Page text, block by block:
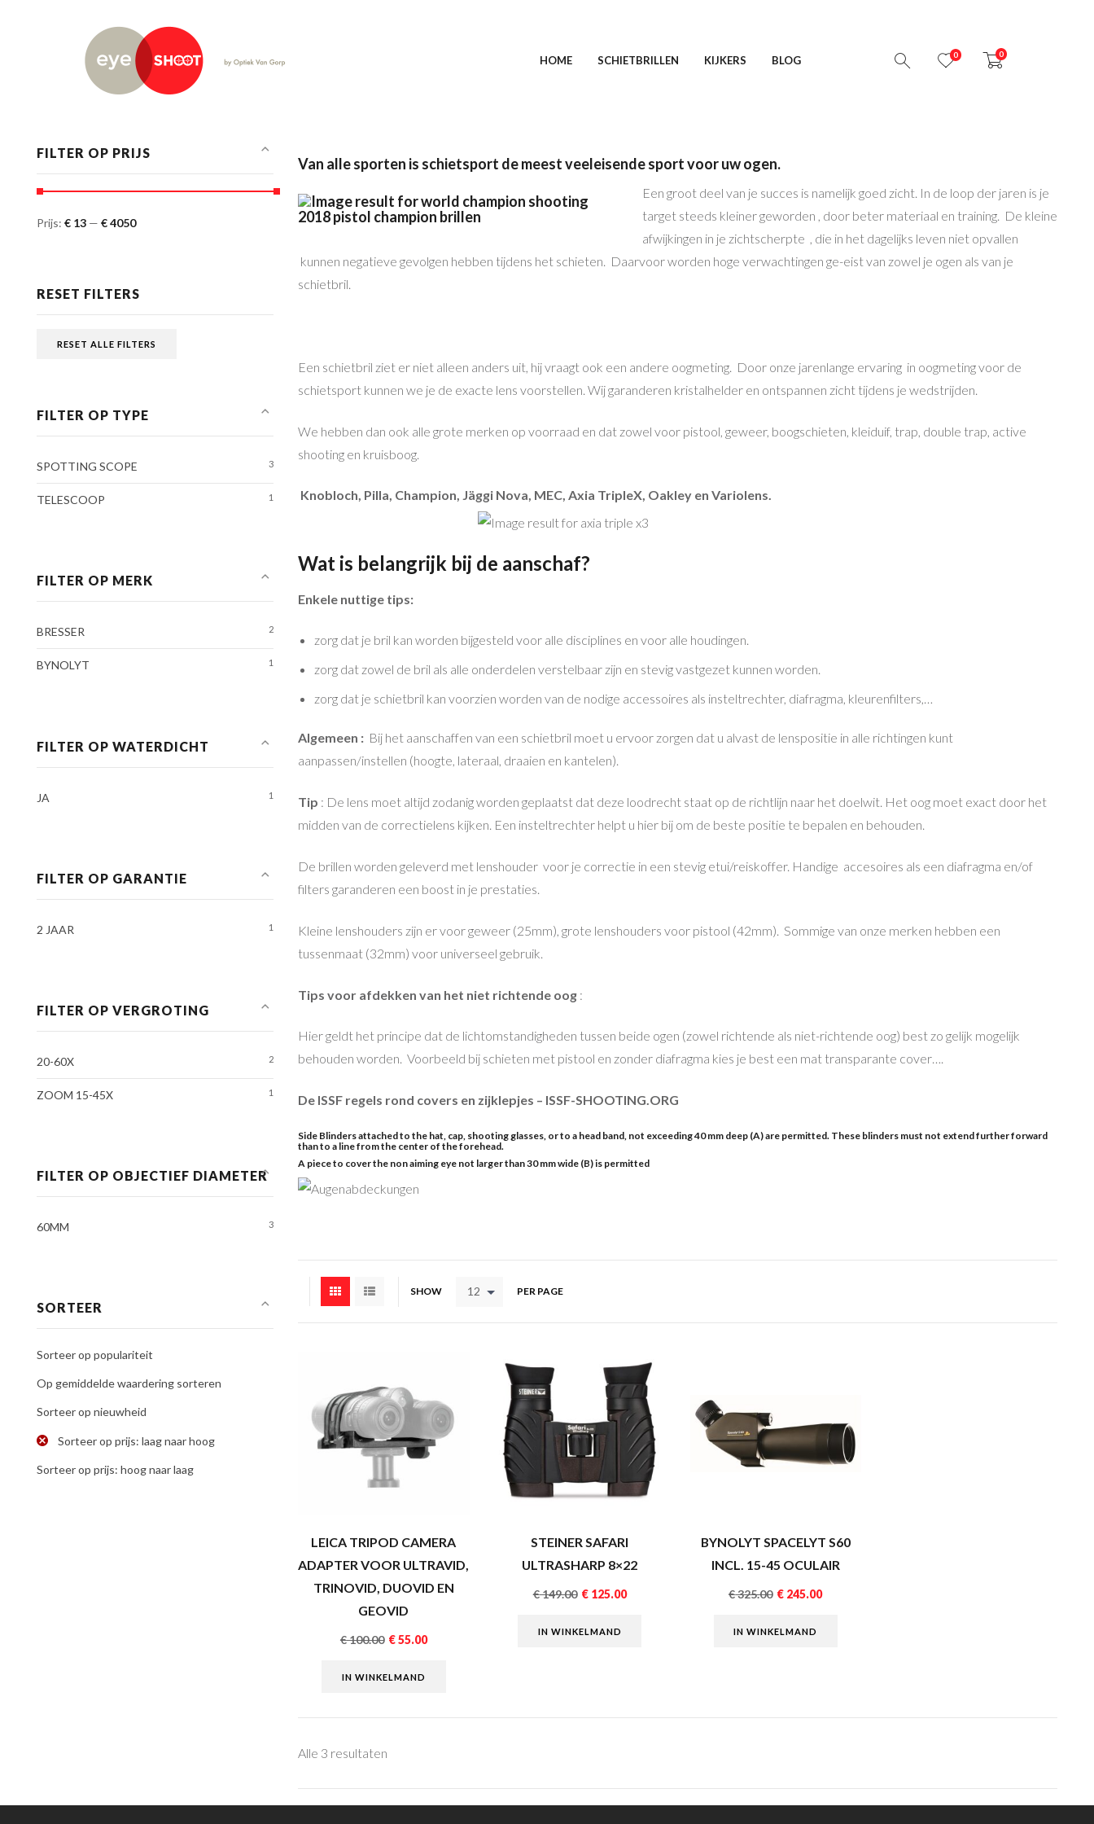
HOME SCHIETBRILLEN KIJKERS BLOG 0 0
Van alle sporten is schietsport de meest veeleisende sport voor uw ogen.
Een groot deel van je succes is namelijk goed zicht. In de loop der jaren is je
target steeds kleiner geworden , door beter materiaal en training. De kleine
afwijkingen in je zichtscherpte , die in het dagelijks leven niet opvallen
kunnen negatieve gevolgen hebben tijdens het schieten. Daarvoor worden hoge verwachtingen ge-eist van zowel je ogen als van je
schietbril.
Een schietbril ziet er niet alleen anders uit, hij vraagt ook een andere oogmeting. Door onze jarenlange ervaring in oogmeting voor de
schietsport kunnen we je de exacte lens voorstellen. Wij garanderen kristalhelder en ontspannen zicht tijdens je wedstrijden.
We hebben dan ook alle grote merken op voorraad en dat zowel voor pistool, geweer, boogschieten, kleiduif, trap, double trap, active
shooting en kruisboog.
Knobloch, Pilla, Champion, Jäggi Nova, MEC, Axia TripleX, Oakley en Variolens.
Wat is belangrijk bij de aanschaf?
Enkele nuttige tips:
zorg dat je bril kan worden bijgesteld voor alle disciplines en voor alle houdingen.
zorg dat zowel de bril als alle onderdelen verstelbaar zijn en stevig vastgezet kunnen worden.
zorg dat je schietbril kan voorzien worden van de nodige accessoires als insteltrechter, diafragma, kleurenfilters,…
Algemeen : Bij het aanschaffen van een schietbril moet u ervoor zorgen dat u alvast de lenspositie in alle richtingen kunt
aanpassen/instellen (hoogte, lateraal, draaien en kantelen).
Tip : De lens moet altijd zodanig worden geplaatst dat deze loodrecht staat op de richtlijn naar het doelwit. Het oog moet exact door het
midden van de correctielens kijken. Een insteltrechter helpt u hier bij om de beste positie te bepalen en behouden.
De brillen worden geleverd met lenshouder voor je correctie in een stevig etui/reiskoffer. Handige accesoires als een diafragma en/of
filters garanderen een boost in je prestaties.
Kleine lenshouders zijn er voor geweer (25mm), grote lenshouders voor pistool (42mm). Sommige van onze merken hebben een
tussenmaat (32mm) voor universeel gebruik.
Tips voor afdekken van het niet richtende oog :
Hier geldt het principe dat de lichtomstandigheden tussen beide ogen (zowel richtende als niet-richtende oog) best zo gelijk mogelijk
behouden worden. Voorbeeld bij schieten met pistool en zonder diafragma kies je best een mat transparante cover….
De ISSF regels rond covers en zijklepjes – ISSF-SHOOTING.ORG
Side Blinders attached to the hat, cap, shooting glasses, or to a head band, not exceeding 40 mm deep (A) are permitted. These blinders must not extend further forward
than to a line from the center of the forehead.
A piece to cover the non aiming eye not larger than 30 mm wide (B) is permitted
SHOW 12 PER PAGE
LEICA TRIPOD CAMERA
ADAPTER VOOR ULTRAVID,
TRINOVID, DUOVID EN
GEOVID
€100.00 €55.00
IN WINKELMAND
STEINER SAFARI
ULTRASHARP 8×22
€149.00 €125.00
IN WINKELMAND
BYNOLYT SPACELYT S60
INCL. 15-45 OCULAIR
€325.00 € 245.00
IN WINKELMAND
Alle 3 resultaten
FILTER OP PRIJS
Prijs: € 13 — € 4050
RESET FILTERS
RESET ALLE FILTERS
FILTER OP TYPE
SPOTTING SCOPE 3
TELESCOOP 1
FILTER OP MERK
BRESSER 2
BYNOLYT 1
FILTER OP WATERDICHT
JA 1
FILTER OP GARANTIE
2 JAAR 1
FILTER OP VERGROTING
20-60X 2
ZOOM 15-45X 1
FILTER OP OBJECTIEF DIAMETER
60MM 3
SORTEER
Sorteer op populariteit
Op gemiddelde waardering sorteren
Sorteer op nieuwheid
Sorteer op prijs: laag naar hoog
Sorteer op prijs: hoog naar laag